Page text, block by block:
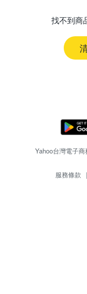
找不到商
Yahoo台灣電子
服務條款 |